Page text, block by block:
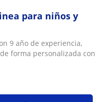
para niños y
9 año de experiencia,
forma personalizada con